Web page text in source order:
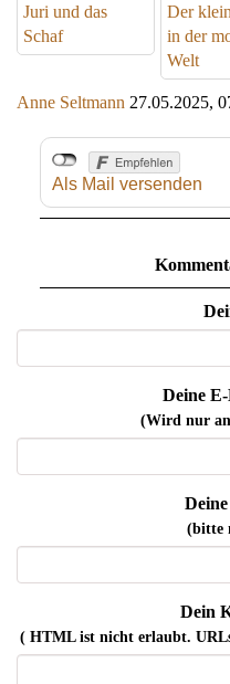
Juri und das
Schaf
Der
in der
Welt
Anne Seltmann 27.05.2025,
Als Mail versenden
Deine
(Wird nur
(bitte
Dein
( HTML ist nichterlaubt.